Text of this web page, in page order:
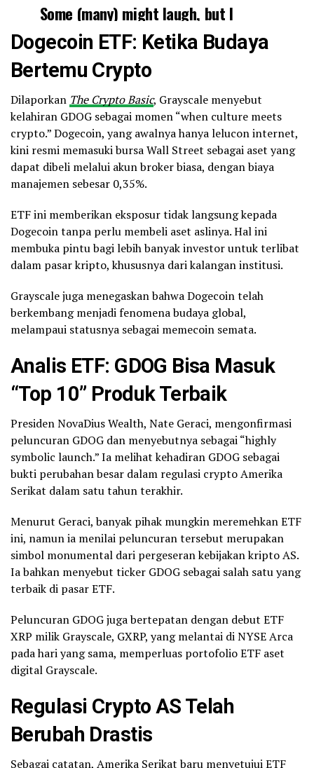
Some (many) might laugh, but I
actually view this as a highly
symbolic launch.
IMO, best example of *monumental*
crypto regulatory shift over past yr.
Btw, GDOG might already be top 10
ticker symbol for me.
pic.twitter.com/f3JejjeYe4
Dogecoin ETF: Ketika Budaya
Bertemu Crypto
Dilaporkan The Crypto Basic, Grayscale menyebut
kelahiran GDOG sebagai momen “when culture meets
crypto.” Dogecoin, yang awalnya hanya lelucon internet,
kini resmi memasuki bursa Wall Street sebagai aset yang
dapat dibeli melalui akun broker biasa, dengan biaya
manajemen sebesar 0,35%.
ETF ini memberikan eksposur tidak langsung kepada
Dogecoin tanpa perlu membeli aset aslinya. Hal ini
membuka pintu bagi lebih banyak investor untuk terlibat
dalam pasar kripto, khususnya dari kalangan institusi.
Grayscale juga menegaskan bahwa Dogecoin telah
berkembang menjadi fenomena budaya global,
melampaui statusnya sebagai memecoin semata.
Analis ETF: GDOG Bisa Masuk
“Top 10” Produk Terbaik
Presiden NovaDius Wealth, Nate Geraci, mengonfirmasi
peluncuran GDOG dan menyebutnya sebagai “highly
symbolic launch.” Ia melihat kehadiran GDOG sebagai
bukti perubahan besar dalam regulasi crypto Amerika
Serikat dalam satu tahun terakhir.
Menurut Geraci, banyak pihak mungkin meremehkan ETF
ini, namun ia menilai peluncuran tersebut merupakan
simbol monumental dari pergeseran kebijakan kripto AS.
Ia bahkan menyebut ticker GDOG sebagai salah satu yang
terbaik di pasar ETF.
Peluncuran GDOG juga bertepatan dengan debut ETF
XRP milik Grayscale, GXRP, yang melantai di NYSE Arca
pada hari yang sama, memperluas portofolio ETF aset
digital Grayscale.
Regulasi Crypto AS Telah
Berubah Drastis
Sebagai catatan, Amerika Serikat baru menyetujui ETF